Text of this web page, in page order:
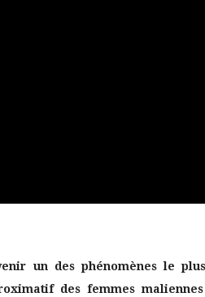
un des phénomènes le
des femmes